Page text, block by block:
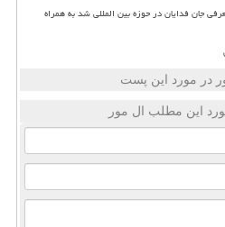
جان فدایان در حوزه بین المللی شد به همراه
در مورد این پست
این مطلب ال مور